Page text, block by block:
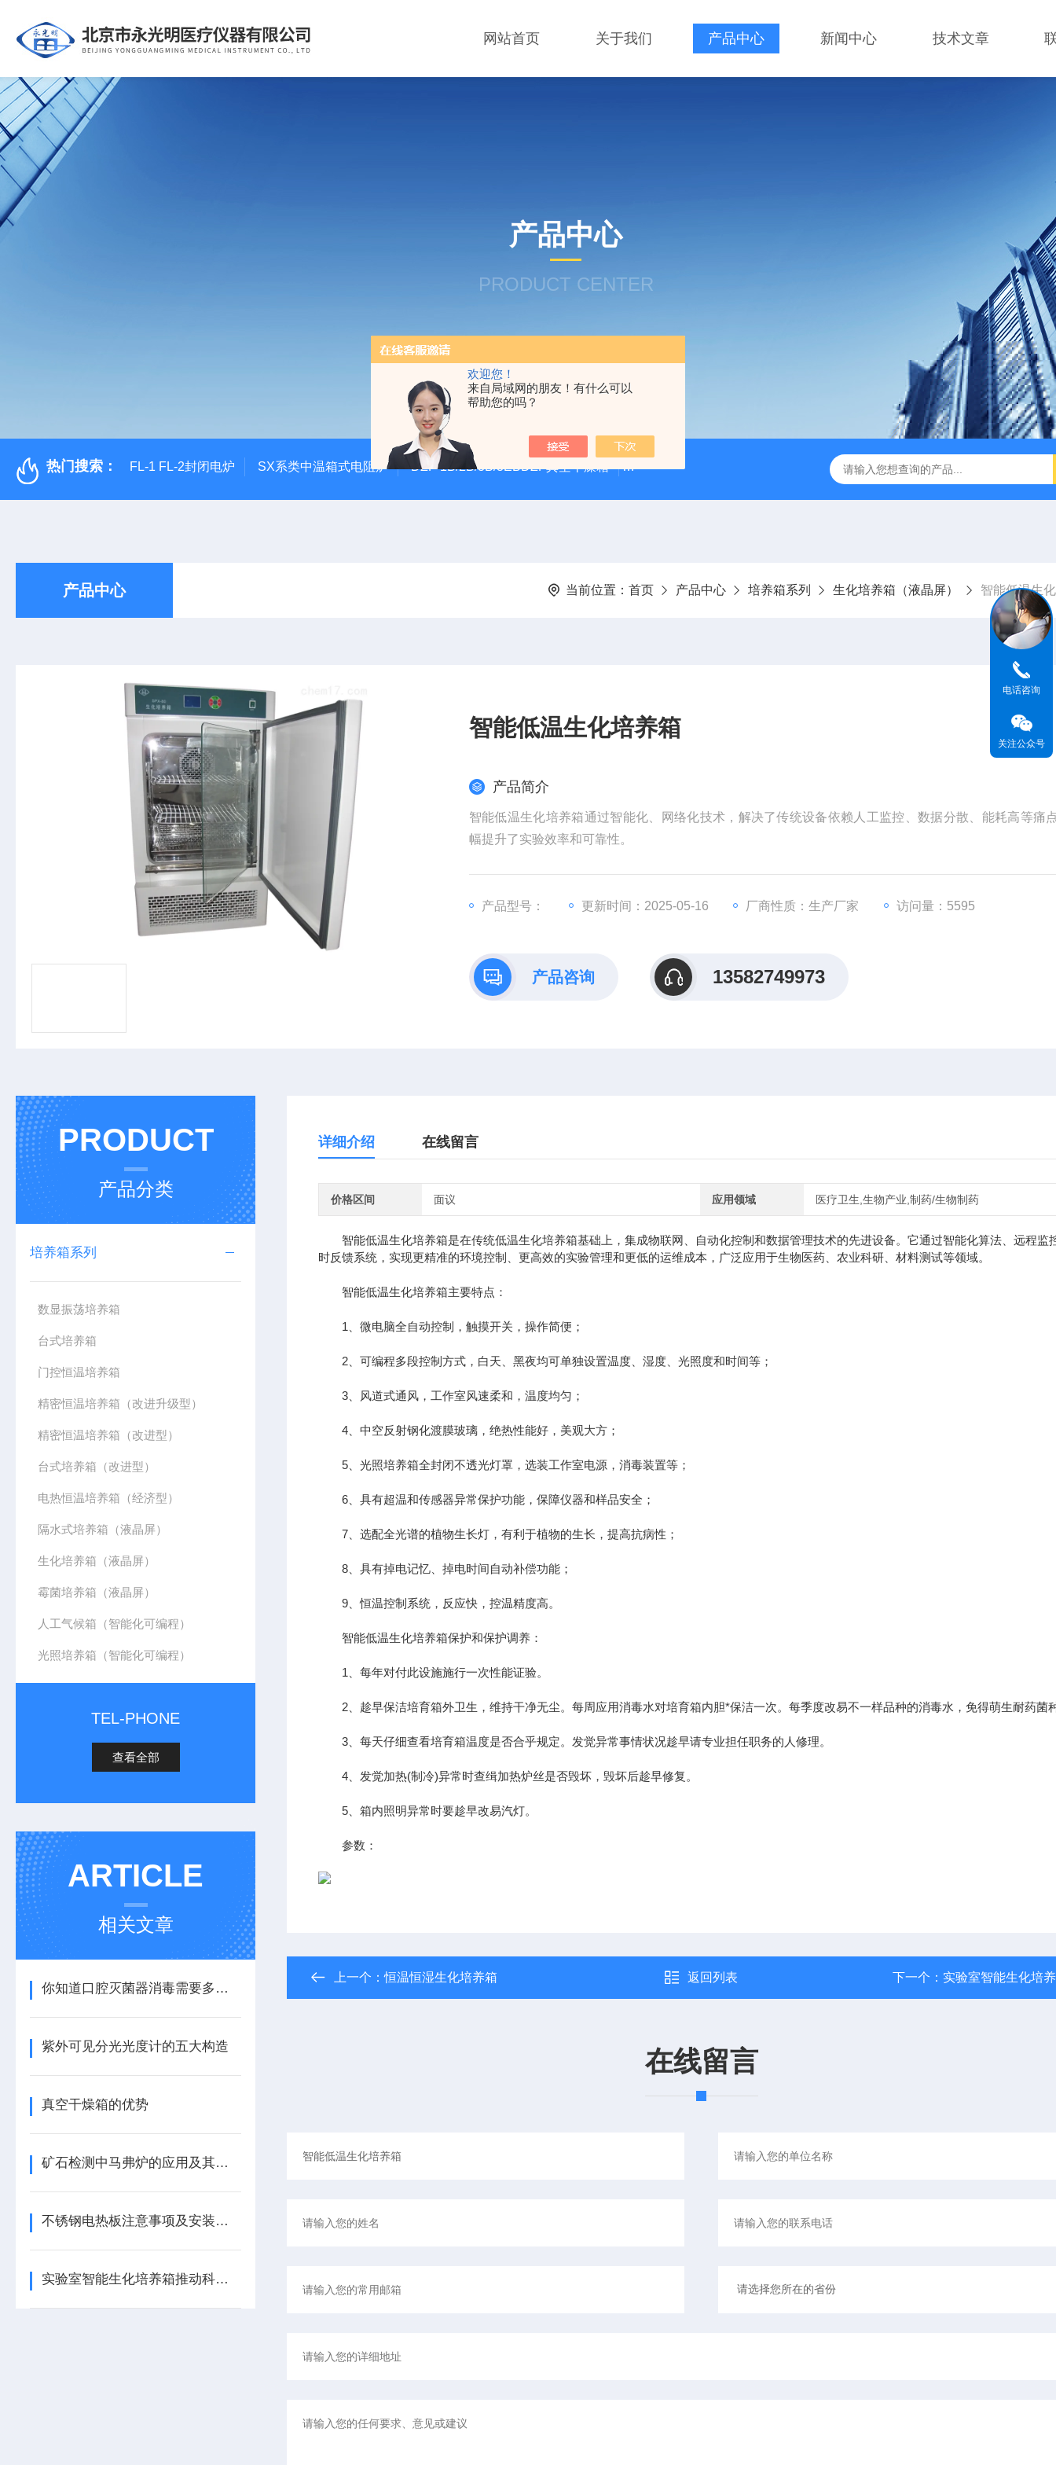
欢迎您！
来自局域网的朋友！有什么可以
帮助您的吗？
网站首页 关于我们 产品中心 新闻中心 技术文章
产品中心
PRODUCT CENTER
热门搜索： FL-1 FL-2封闭电炉 SX系类中温箱式电阻炉 DZF-1B/2B/3B/3EBDZF真空干燥箱 100*60颚式破碎机 JMB系列精密恒温电热板 恒温恒湿生化培养箱
产品中心 当前位置： 首页 产品中心 培养箱系列 生化培养箱（液晶屏） 智能低温生
智能低温生化培养箱
产品简介
智能低温生化培养箱通过智能化、网络化技术，解决了传统设备依赖人工监控、数据分散、能耗高等痛
幅提升了实验效率和可靠性。
产品型号： 更新时间：2025-05-16 厂商性质：生产厂家 访问量：5595
产品咨询 13582749973
PRODUCT
产品分类
培养箱系列
数显振荡培养箱
台式培养箱
门控恒温培养箱
精密恒温培养箱（改进升级型）
精密恒温培养箱（改进型）
台式培养箱（改进型）
电热恒温培养箱（经济型）
隔水式培养箱（液晶屏）
生化培养箱（液晶屏）
霉菌培养箱（液晶屏）
人工气候箱（智能化可编程）
光照培养箱（智能化可编程）
TEL-PHONE
查看全部
ARTICLE
相关文章
你知道口腔灭菌器消毒需要多长时间吗？
紫外可见分光光度计的五大构造
真空干燥箱的优势
矿石检测中马弗炉的应用及其特点
不锈钢电热板注意事项及安装调试方法
实验室智能生化培养箱推动科学研究与创新
详细介绍 在线留言
价格区间 面议 应用领域 医疗卫生,生物产业,制药/生物制药
智能低温生化培养箱​​是在传统低温生化培养箱基础上，集成物联网、自动化控制和数据管理技术的先进设备。它通过智能化算法、远程监
时反馈系统，实现更精准的环境控制、更高效的实验管理和更低的运维成本，广泛应用于生物医药、农业科研、材料测试等领域。
智能低温生化培养箱主要特点：
1、微电脑全自动控制，触摸开关，操作简便；
2、可编程多段控制方式，白天、黑夜均可单独设置温度、湿度、光照度和时间等；
3、风道式通风，工作室风速柔和，温度均匀；
4、中空反射钢化渡膜玻璃，绝热性能好，美观大方；
5、光照培养箱全封闭不透光灯罩，选装工作室电源，消毒装置等；
6、具有超温和传感器异常保护功能，保障仪器和样品安全；
7、选配全光谱的植物生长灯，有利于植物的生长，提高抗病性；
8、具有掉电记忆、掉电时间自动补偿功能；
9、恒温控制系统，反应快，控温精度高。
智能低温生化培养箱保护和保护调养：
1、每年对付此设施施行一次性能证验。
2、趁早保洁培育箱外卫生，维持干净无尘。每周应用消毒水对培育箱内胆*保洁一次。每季度改易不一样品种的消毒水，免得萌生耐药菌
3、每天仔细查看培育箱温度是否合乎规定。发觉异常事情状况趁早请专业担任职务的人修理。
4、发觉加热(制冷)异常时查缉加热炉丝是否毁坏，毁坏后趁早修复。
5、箱内照明异常时要趁早改易汽灯。
参数：
上一个：恒温恒湿生化培养箱 返回列表 下一个： 实验室智能生化培
在线留言
电话咨询
关注公众号